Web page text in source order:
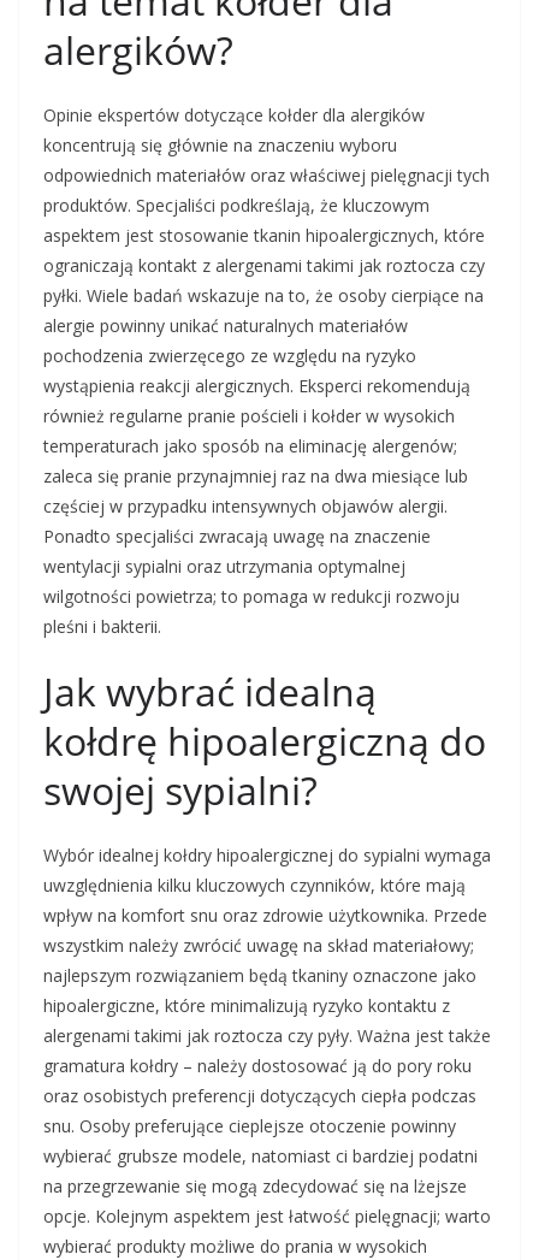
alergików?
Opinie ekspertów dotyczące kołder dla alergików
koncentrują się głównie na znaczeniu wyboru
odpowiednich materiałów oraz właściwej pielęgnacji tych
produktów. Specjaliści podkreślają, że kluczowym
aspektem jest stosowanie tkanin hipoalergicznych, które
ograniczają kontakt z alergenami takimi jak roztocza czy
pyłki. Wiele badań wskazuje na to, że osoby cierpiące na
alergie powinny unikać naturalnych materiałów
pochodzenia zwierzęcego ze względu na ryzyko
wystąpienia reakcji alergicznych. Eksperci rekomendują
również regularne pranie pościeli i kołder w wysokich
temperaturach jako sposób na eliminację alergenów;
zaleca się pranie przynajmniej raz na dwa miesiące lub
częściej w przypadku intensywnych objawów alergii.
Ponadto specjaliści zwracają uwagę na znaczenie
wentylacji sypialni oraz utrzymania optymalnej
wilgotności powietrza; to pomaga w redukcji rozwoju
pleśni i bakterii.
Jak wybrać idealną
kołdrę hipoalergiczną do
swojej sypialni?
Wybór idealnej kołdry hipoalergicznej do sypialni wymaga
uwzględnienia kilku kluczowych czynników, które mają
wpływ na komfort snu oraz zdrowie użytkownika. Przede
wszystkim należy zwrócić uwagę na skład materiałowy;
najlepszym rozwiązaniem będą tkaniny oznaczone jako
hipoalergiczne, które minimalizują ryzyko kontaktu z
alergenami takimi jak roztocza czy pyły. Ważna jest także
gramatura kołdry – należy dostosować ją do pory roku
oraz osobistych preferencji dotyczących ciepła podczas
snu. Osoby preferujące cieplejsze otoczenie powinny
wybierać grubsze modele, natomiast ci bardziej podatni
na przegrzewanie się mogą zdecydować się na lżejsze
opcje. Kolejnym aspektem jest łatwość pielęgnacji; warto
wybierać produkty możliwe do prania w wysokich